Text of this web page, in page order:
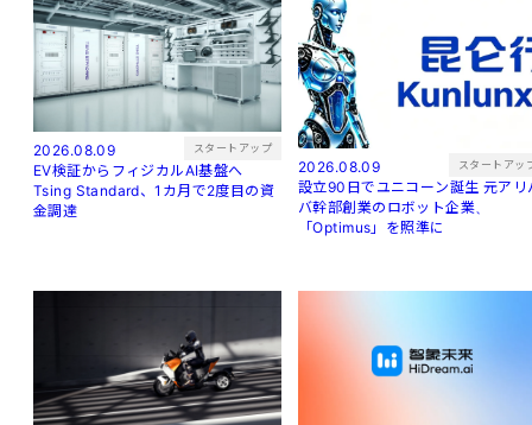
2026.08.09 スタートアップ
EV検証からフィジカルAI基盤へ
Tsing Standard、1カ月で2度目の資
金調達
2026.08.09 スタートアッ
設立90日でユニコーン誕生 元アリバ
バ幹部創業のロボット企業、
「Optimus」を照準に